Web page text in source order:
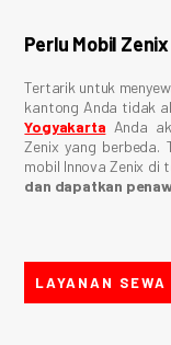
Perlu Mobil
Tertarik untuk
kantong Anda tidak
Yogyakarta Anda
Zenix yang berbeda.
mobil Innova Zenix di
dan dapatkan
LAYANAN SEWA